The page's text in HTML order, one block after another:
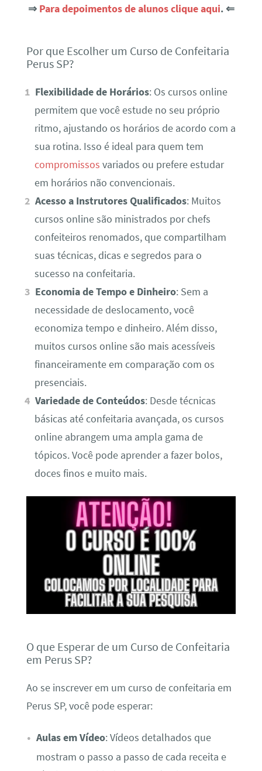
⇒ Para depoimentos de alunos clique aqui. ⇐
Por que Escolher um Curso de Confeitaria
Perus SP?
Flexibilidade de Horários: Os cursos online
permitem que você estude no seu próprio
ritmo, ajustando os horários de acordo com a
sua rotina. Isso é ideal para quem tem
compromissos variados ou prefere estudar
em horários não convencionais.
Acesso a Instrutores Qualificados: Muitos
cursos online são ministrados por chefs
confeiteiros renomados, que compartilham
suas técnicas, dicas e segredos para o
sucesso na confeitaria.
Economia de Tempo e Dinheiro: Sem a
necessidade de deslocamento, você
economiza tempo e dinheiro. Além disso,
muitos cursos online são mais acessíveis
financeiramente em comparação com os
presenciais.
Variedade de Conteúdos: Desde técnicas
básicas até confeitaria avançada, os cursos
online abrangem uma ampla gama de
tópicos. Você pode aprender a fazer bolos,
doces finos e muito mais.
O que Esperar de um Curso de Confeitaria
em Perus SP?
Ao se inscrever em um curso de confeitaria em
Perus SP, você pode esperar:
Aulas em Vídeo: Vídeos detalhados que
mostram o passo a passo de cada receita e